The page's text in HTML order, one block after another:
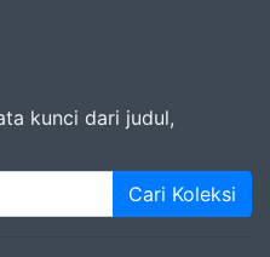
kunci dari judul,
Cari Koleksi